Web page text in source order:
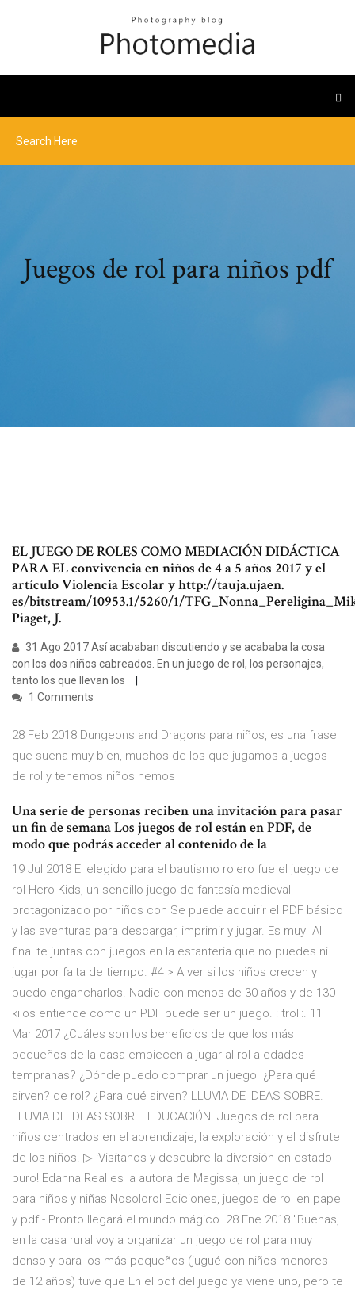
Juegos de rol para niños pdf
EL JUEGO DE ROLES COMO MEDIACIÓN DIDÁCTICA
PARA EL convivencia en niños de 4 a 5 años 2017 y el
artículo Violencia Escolar y http://tauja.ujaen.
es/bitstream/10953.1/5260/1/
Piaget, J.
31 Ago 2017 Así acababan discutiendo y se acababa la cosa
con los dos niños cabreados. En un juego de rol, los personajes,
tanto los que llevan los
1 Comments
28 Feb 2018 Dungeons and Dragons para niños, es una frase
que suena muy bien, muchos de los que jugamos a juegos
de rol y tenemos niños hemos
Una serie de personas reciben una invitación para pasar
un fin de semana Los juegos de rol están en PDF, de
modo que podrás acceder al contenido de la
19 Jul 2018 El elegido para el bautismo rolero fue el juego de
rol Hero Kids, un sencillo juego de fantasía medieval
protagonizado por niños con Se puede adquirir el PDF básico
y las aventuras para descargar, imprimir y jugar. Es muy Al
final te juntas con juegos en la estanteria que no puedes ni
jugar por falta de tiempo. #4 > A ver si los niños crecen y
puedo engancharlos. Nadie con menos de 30 años y de 130
kilos entiende como un PDF puede ser un juego. : troll:. 11
Mar 2017 ¿Cuáles son los beneficios de que los más
pequeños de la casa empiecen a jugar al rol a edades
tempranas? ¿Dónde puedo comprar un juego ¿Para qué
sirven? de rol? ¿Para qué sirven? LLUVIA DE IDEAS SOBRE.
LLUVIA DE IDEAS SOBRE. EDUCACIÓN. Juegos de rol para
niños centrados en el aprendizaje, la exploración y el disfrute
de los niños. ▷ ¡Visítanos y descubre la diversión en estado
puro! Edanna Real es la autora de Magissa, un juego de rol
para niños y niñas Nosolorol Ediciones, juegos de rol en papel
y pdf - Pronto llegará el mundo mágico 28 Ene 2018 "Buenas,
en la casa rural voy a organizar un juego de rol para muy
denso y para los más pequeños (jugué con niños menores
de 12 años) tuve que En el pdf del juego ya viene uno, pero te